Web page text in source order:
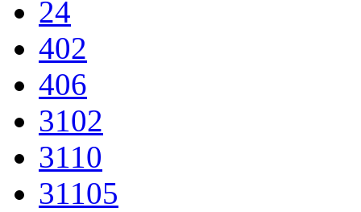
24
402
406
3102
3110
31105